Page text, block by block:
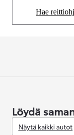
Hae
Löydä
Näytä kaikki autot